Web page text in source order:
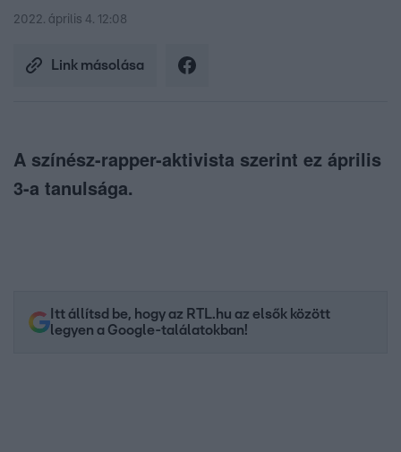
2022. április 4. 12:08
Link másolása
A színész-rapper-aktivista szerint ez április
3-a tanulsága.
Itt állítsd be, hogy az RTL.hu az elsők között
legyen a Google-találatokban!